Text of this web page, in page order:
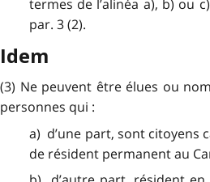
termes de l’alinéa a), b) ou
par. 3 (2).
Idem
(3) Ne peuvent être élues ou
personnes qui :
a) d’une part, sont citoyens
de résident permanent au